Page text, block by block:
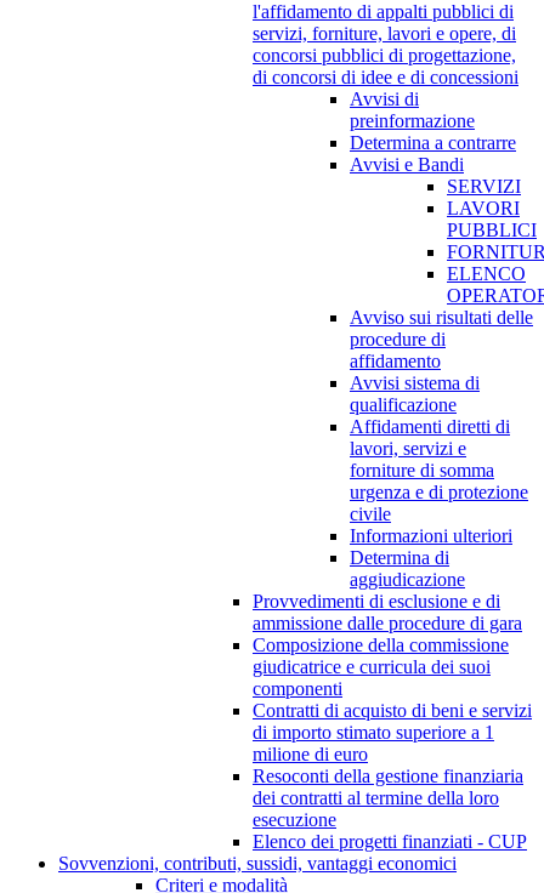
l'affidamento di appalti pubblici di
servizi, forniture, lavori e opere, di
concorsi pubblici di progettazione,
di concorsi di idee e di concessioni
Avvisi di
preinformazione
Determina a contrarre
Avvisi e Bandi
SERVIZI
LAVORI
PUBBLICI
ELENCO
Avviso sui risultati delle
procedure di
affidamento
Avvisi sistema di
qualificazione
Affidamenti diretti di
lavori, servizi e
forniture di somma
urgenza e di protezione
civile
Informazioni ulteriori
Determina di
aggiudicazione
Provvedimenti di esclusione e di
ammissione dalle procedure di gara
Composizione della commissione
giudicatrice e curricula dei suoi
componenti
Contratti di acquisto di beni e servizi
di importo stimato superiore a 1
milione di euro
Resoconti della gestione finanziaria
dei contratti al termine della loro
esecuzione
Elenco dei progetti finanziati - CUP
Sovvenzioni, contributi, sussidi, vantaggi economici
Criteri e modalità